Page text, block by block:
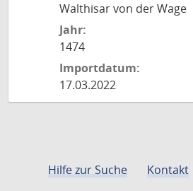
Walthisar von der Wage
Jahr:
1474
Importdatum:
17.03.2022
Hilfe zur Suche Kontakt